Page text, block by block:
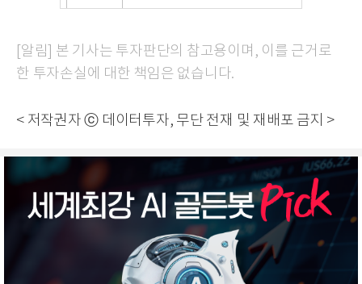
[알림] 본 기사는 투자판단의 참고용이며, 이를 근거로
한 투자손실에 대한 책임은 없습니다.
< 저작권자 ⓒ 데이터투자, 무단 전재 및 재배포 금지 >